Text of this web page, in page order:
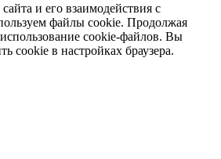
и его взаимодействия с
файлы cookie. Продолжая
cookie-файлов. Вы
cookie в настройках браузера.